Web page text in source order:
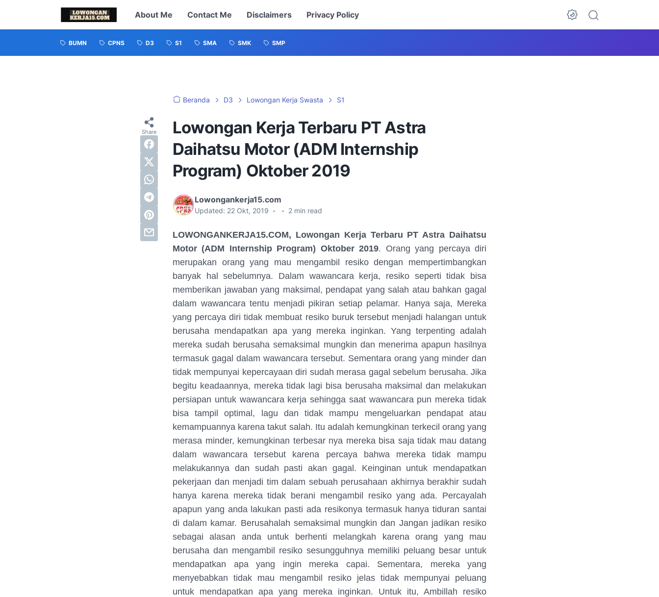
About Me Contact Me Disclaimers Privacy Policy
BUMN CPNS D3 S1 SMA SMK SMP
Beranda D3 Lowongan Kerja Swasta S1
Lowongan Kerja Terbaru PT Astra
Daihatsu Motor (ADM Internship
Program) Oktober 2019
Lowongankerja15.com
Updated: 22 Okt, 2019 • • 2 min read
LOWONGANKERJA15.COM, Lowongan Kerja Terbaru PT Astra Daihatsu
Motor (ADM Internship Program) Oktober 2019. Orang yang percaya diri
merupakan orang yang mau mengambil resiko dengan mempertimbangkan
banyak hal sebelumnya. Dalam wawancara kerja, resiko seperti tidak bisa
memberikan jawaban yang maksimal, pendapat yang salah atau bahkan gagal
dalam wawancara tentu menjadi pikiran setiap pelamar. Hanya saja, Mereka
yang percaya diri tidak membuat resiko buruk tersebut menjadi halangan untuk
berusaha mendapatkan apa yang mereka inginkan. Yang terpenting adalah
mereka sudah berusaha semaksimal mungkin dan menerima apapun hasilnya
termasuk gagal dalam wawancara tersebut. Sementara orang yang minder dan
tidak mempunyai kepercayaan diri sudah merasa gagal sebelum berusaha. Jika
begitu keadaannya, mereka tidak lagi bisa berusaha maksimal dan melakukan
persiapan untuk wawancara kerja sehingga saat wawancara pun mereka tidak
bisa tampil optimal, lagu dan tidak mampu mengeluarkan pendapat atau
kemampuannya karena takut salah. Itu adalah kemungkinan terkecil orang yang
merasa minder, kemungkinan terbesar nya mereka bisa saja tidak mau datang
dalam wawancara tersebut karena percaya bahwa mereka tidak mampu
melakukannya dan sudah pasti akan gagal. Keinginan untuk mendapatkan
pekerjaan dan menjadi tim dalam sebuah perusahaan akhirnya berakhir sudah
hanya karena mereka tidak berani mengambil resiko yang ada. Percayalah
apapun yang anda lakukan pasti ada resikonya termasuk hanya tiduran santai
di dalam kamar. Berusahalah semaksimal mungkin dan Jangan jadikan resiko
sebagai alasan anda untuk berhenti melangkah karena orang yang mau
berusaha dan mengambil resiko sesungguhnya memiliki peluang besar untuk
mendapatkan apa yang ingin mereka capai. Sementara, mereka yang
menyebabkan tidak mau mengambil resiko jelas tidak mempunyai peluang
untuk mendapatkan apa yang mereka inginkan. Untuk itu, Ambillah resiko